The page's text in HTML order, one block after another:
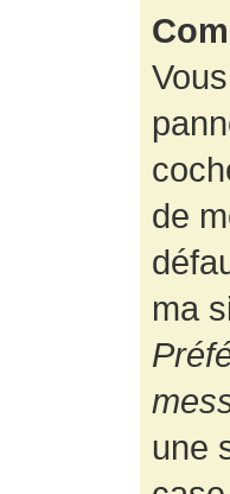
de
ma
une